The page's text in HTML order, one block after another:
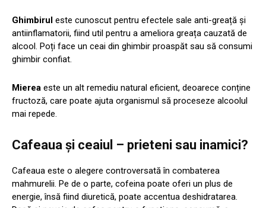
Ghimbirul este cunoscut pentru efectele sale anti-greață și
antiinflamatorii, fiind util pentru a ameliora greața cauzată de
alcool. Poți face un ceai din ghimbir proaspăt sau să consumi
ghimbir confiat.
Mierea este un alt remediu natural eficient, deoarece conține
fructoză, care poate ajuta organismul să proceseze alcoolul
mai repede.
Cafeaua și ceaiul – prieteni sau inamici?
Cafeaua este o alegere controversată în combaterea
mahmurelii. Pe de o parte, cofeina poate oferi un plus de
energie, însă fiind diuretică, poate accentua deshidratarea.